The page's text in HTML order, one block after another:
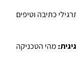
כתיבה וטיפים
מהי הטכניקה